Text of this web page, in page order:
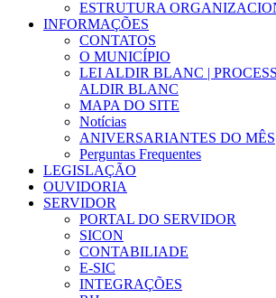
ESTRUTURA
INFORMAÇÕES
CONTATOS
O MUNICÍPIO
LEI ALDIR BLANC |
ALDIR BLANC
MAPA DO SITE
Notícias
ANIVERSARIANTES DO MÊS
Perguntas Frequentes
LEGISLAÇÃO
OUVIDORIA
SERVIDOR
PORTAL DO SERVIDOR
SICON
CONTABILIADE
E-SIC
INTEGRAÇÕES